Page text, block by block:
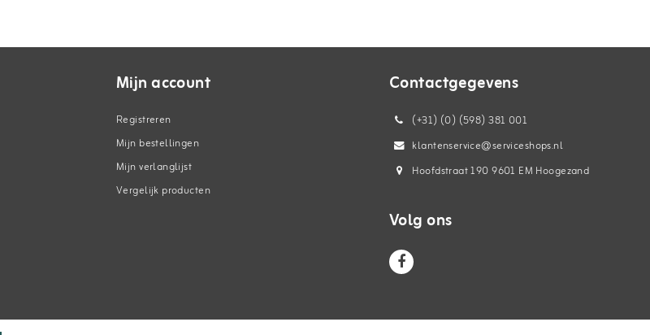
Mijn account
Registreren
Mijn bestellingen
Mijn verlanglijst
Vergelijk producten
Contactgegevens
(+31) (0) (598) 381 001
klantenservice@serviceshops.nl
Hoofdstraat 190 9601 EM Hoogezand
Volg ons